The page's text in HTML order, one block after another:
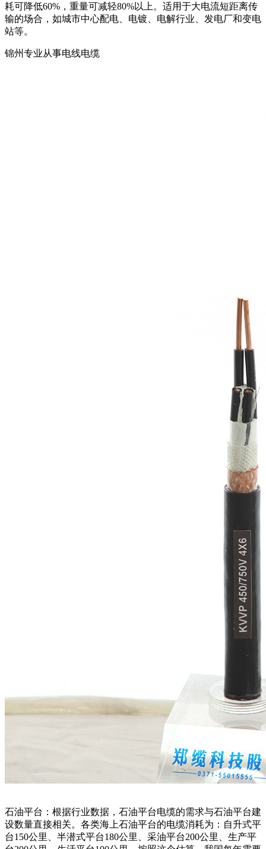
耗可降低60%，重量可减轻80%以上。适用于大电流短距离传
输的场合，如城市中心配电、电镀、电解行业、发电厂和变电
站等。
锦州专业从事电线电缆
石油平台：根据行业数据，石油平台电缆的需求与石油平台建
设数量直接相关。各类海上石油平台的电缆消耗为：自升式平
台150公里、半潜式平台180公里、采油平台200公里、生产平